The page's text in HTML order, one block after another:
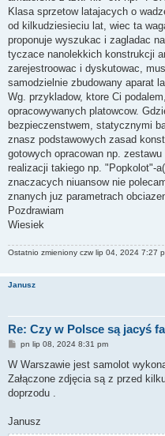
Klasa sprzetow latajacych o
od kilkudziesieciu lat, wiec ta
proponuje wyszukac i zagladac
tyczace nanolekkich konstrukcji
zarejestroowac i dyskutowac,
samodzielnie zbudowany aparat
Wg. przykladow, ktore Ci
opracowywanych platowcow.
bezpieczenstwem, statycznymi
znasz podstawowych zasad
gotowych opracowan np.
realizacji takiego np. "Popkolot"-
znaczacych niuansow nie
znanych juz parametrach
Pozdrawiam
Wiesiek
Ostatnio zmieniony czw lip 04, 2024 7:27
Janusz
Re: Czy w Polsce są jacyś
P
s
pn lip 08, 2024 8:31 pm
W Warszawie jest samolot
Załączone zdjęcia są z przed
doprzodu .
Janusz